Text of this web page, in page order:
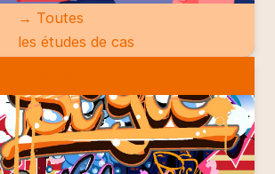
→ Toutes
les études de cas